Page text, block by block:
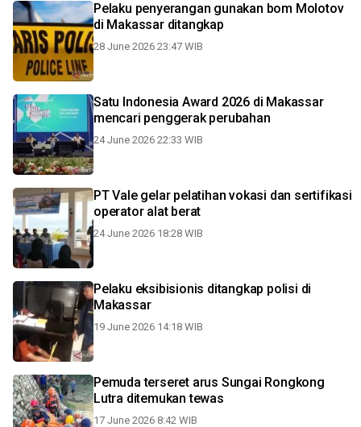
Pelaku penyerangan gunakan bom Molotov
di Makassar ditangkap
28 June 2026 23:47 WIB
Satu Indonesia Award 2026 di Makassar
mencari penggerak perubahan
24 June 2026 22:33 WIB
PT Vale gelar pelatihan vokasi dan sertifikasi
operator alat berat
24 June 2026 18:28 WIB
Pelaku eksibisionis ditangkap polisi di
Makassar
19 June 2026 14:18 WIB
Pemuda terseret arus Sungai Rongkong
Lutra ditemukan tewas
17 June 2026 8:42 WIB